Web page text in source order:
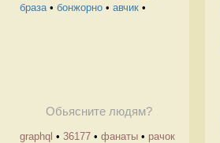
браза• бонжорно • авчик •
Обьясните людям?
graphql • 36177 • фанаты • рачок